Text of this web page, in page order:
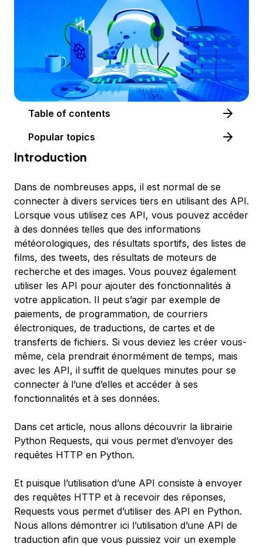
Table of contents
Popular topics
Introduction
Dans de nombreuses apps, il est normal de se
connecter à divers services tiers en utilisant des API.
Lorsque vous utilisez ces API, vous pouvez accéder
à des données telles que des informations
météorologiques, des résultats sportifs, des listes de
films, des tweets, des résultats de moteurs de
recherche et des images. Vous pouvez également
utiliser les API pour ajouter des fonctionnalités à
votre application. Il peut s’agir par exemple de
paiements, de programmation, de courriers
électroniques, de traductions, de cartes et de
transferts de fichiers. Si vous deviez les créer vous-
même, cela prendrait énormément de temps, mais
avec les API, il suffit de quelques minutes pour se
connecter à l’une d’elles et accéder à ses
fonctionnalités et à ses données.
Dans cet article, nous allons découvrir la librairie
Python Requests, qui vous permet d’envoyer des
requêtes HTTP en Python.
Et puisque l’utilisation d’une API consiste à envoyer
des requêtes HTTP et à recevoir des réponses,
Requests vous permet d’utiliser des API en Python.
Nous allons démontrer ici l’utilisation d’une API de
traduction afin que vous puissiez voir un exemple